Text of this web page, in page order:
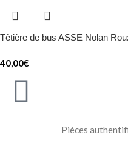
Têtière de bus ASSE Nolan
40,00€
Pièces